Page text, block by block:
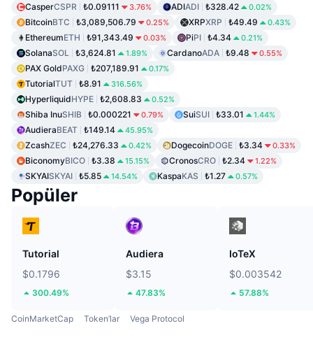
CasperCSPR ₺0.09111 3.76% ADIADI ₺328.42 0.02%
BitcoinBTC ₺3,089,506.79 0.25% XRPXRP ₺49.49 0.43%
EthereumETH ₺91,343.49 0.03% PiPI ₺4.34 0.21%
SolanaSOL ₺3,624.81 1.89% CardanoADA ₺9.48 0.55%
PAX GoldPAXG ₺207,189.91 0.17%
TutorialTUT ₺8.91 316.56%
HyperliquidHYPE ₺2,608.83 0.52%
Shiba InuSHIB ₺0.000221 0.79% SuiSUI ₺33.01 1.44%
AudieraBEAT ₺149.14 45.95%
ZcashZEC ₺24,276.33 0.42% DogecoinDOGE ₺3.34 0.33%
BiconomyBICO ₺3.38 15.15% CronosCRO ₺2.34 1.22%
SKYAISKYAI ₺5.85 14.54% KaspaKAS ₺1.27 0.57%
Popüler
Tutorial
$0.1796
300.49%
Audiera
$3.15
47.83%
IoTeX
$0.003542
57.88%
CoinMarketCap Token’lar Vega Protocol